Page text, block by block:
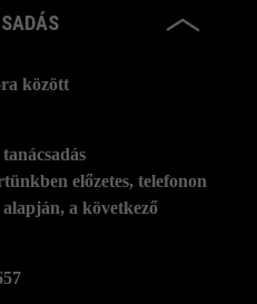
között
előzetes, telefonon
a következő